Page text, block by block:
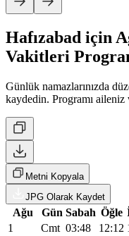
Hafızabad için
Vakitleri
Günlük namazlarınızda
kaydedin. Programı aileniz
Metni Kopyala
JPG Olarak Kaydet
Ağu Gün Sabah Öğle
1
Cmt 03:48 12:12